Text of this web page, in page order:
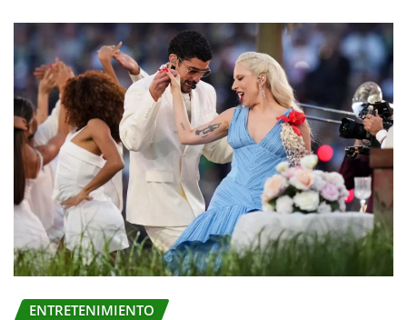
ENTRETENIMIENTO